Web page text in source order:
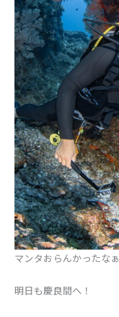
マンタおらんかったなぁ
明日も慶良間へ！